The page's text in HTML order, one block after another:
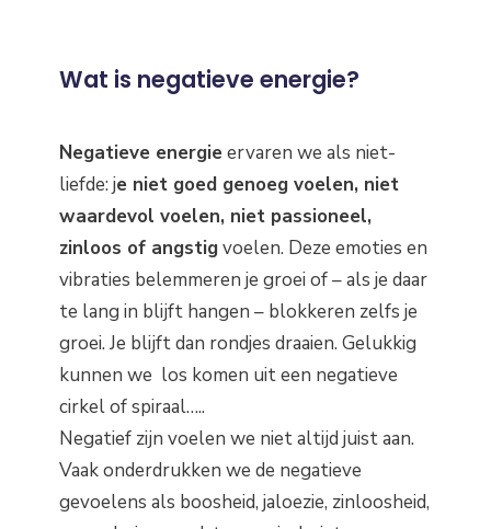
Wat is negatieve energie?
Negatieve energieervaren we als niet-
liefde: je niet goed genoeg voelen, niet
waardevol voelen, niet passioneel,
zinloos of angstigvoelen. Deze emoties en
vibraties belemmeren je groei of – als je daar
te lang in blijft hangen – blokkeren zelfs je
groei. Je blijft dan rondjes draaien. Gelukkig
kunnen we los komen uit een negatieve
cirkel of spiraal…..
Negatief zijn voelen we niet altijd juist aan.
Vaak onderdrukken we de negatieve
gevoelens als boosheid, jaloezie, zinloosheid,